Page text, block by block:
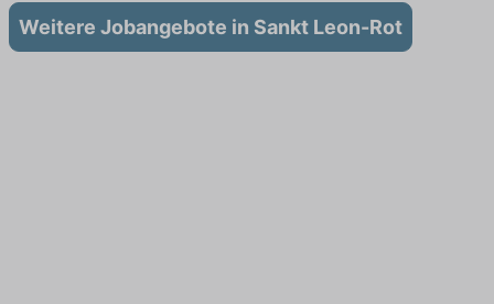
Weitere Jobangebote in Sankt Leon-Rot